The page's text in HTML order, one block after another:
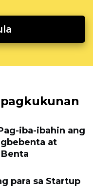
iba-ibahin ang
at
para sa Startup